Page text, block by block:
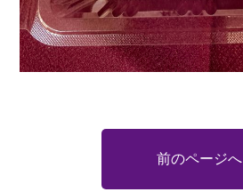
前のページへ